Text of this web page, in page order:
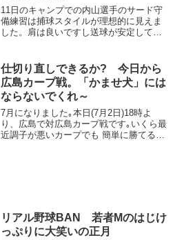
11日のキャンプでの内山選手のサード守
備練習は捕球スタイルが理想的に見えま
した。肩は良いですし送球が安定してい
いてみました。
仕切り直しできるか? 今日から
広島カープ戦。「かませ犬」には
ならないでくれ～
7月になりました｡本日(7月2日)18時よ
り、広島で対広島カープ戦です｡いくら最
近調子が悪いカープでも 簡単に勝てると
リアル野球BAN 若者Mのはじけ
っぷりに大笑いの正月